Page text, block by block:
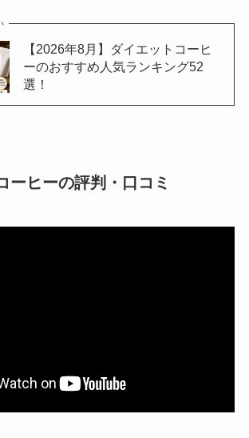
【2026年8月】ダイエットコーヒ
ーのおすすめ人気ランキング52
選！
ーヒーの評判・口コミ